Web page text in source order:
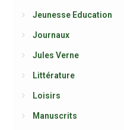
Jeunesse Education
Journaux
Jules Verne
Littérature
Loisirs
Manuscrits